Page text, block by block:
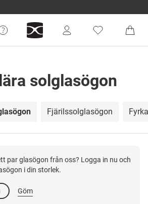
solglasögon
Fjärilssolglasögon
par glasögon från oss? Logga in nu och
i din storlek.
Göm